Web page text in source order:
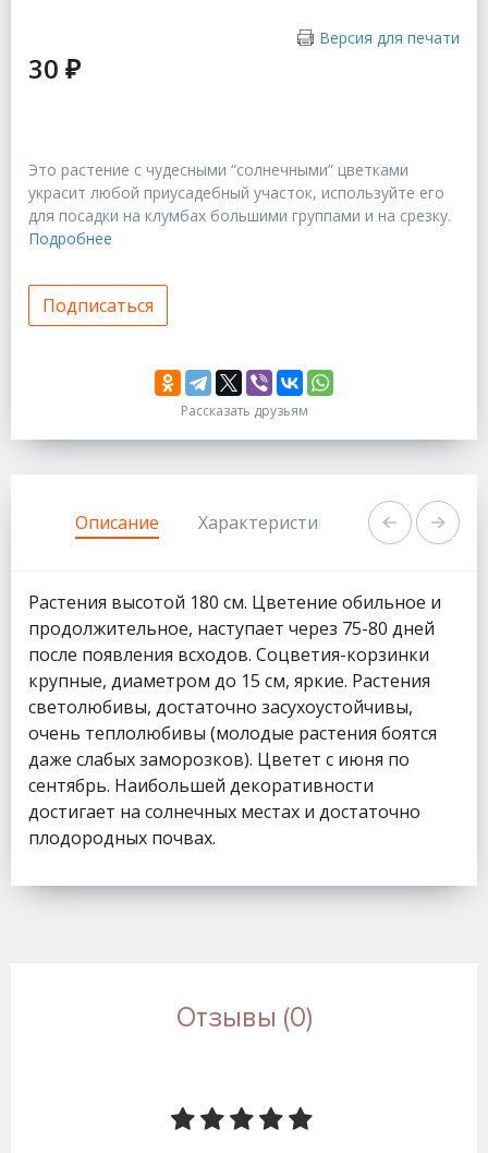
Версия для печати
30 ₽
Это растение с чудесными “солнечными” цветками
украсит любой приусадебный участок, используйте его
для посадки на клумбах большими группами и на срезку.
Подробнее
Подписаться
Рассказать друзьям
Описание Характеристики Задать
Растения высотой 180 см. Цветение обильное и
продолжительное, наступает через 75-80 дней
после появления всходов. Соцветия-корзинки
крупные, диаметром до 15 см, яркие. Растения
светолюбивы, достаточно засухоустойчивы,
очень теплолюбивы (молодые растения боятся
даже слабых заморозков). Цветет с июня по
сентябрь. Наибольшей декоративности
достигает на солнечных местах и достаточно
плодородных почвах.
Отзывы (0)